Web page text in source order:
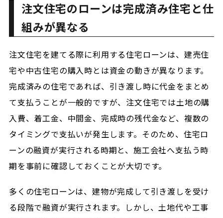
注文住宅のローンは完成済み住宅と仕
組みが異なる
注文住宅を建てる際に利用する住宅ローンは、建売住
宅や中古住宅の購入時とは資金の動きが異なります。
完成済みの住宅であれば、引き渡し時に代金をまとめ
て支払うことが一般的ですが、注文住宅では土地の購
入費、着工金、中間金、完成時の残代金など、複数の
タイミングで支払いが発生します。そのため、住宅ロ
ーンの融資が実行される時期と、施工会社へ支払う時
期を事前に確認しておくことが大切です。
多くの住宅ローンは、建物が完成して引き渡しを受け
る段階で融資が実行されます。しかし、土地代や工事